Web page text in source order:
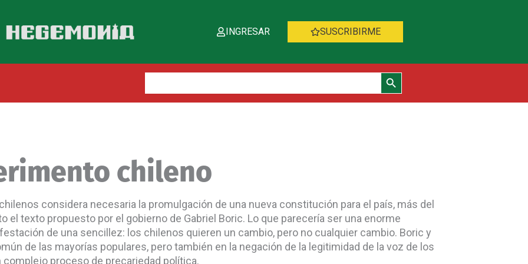
INGRESAR SUSCRIBIRME
Botón de búsqueda
chileno
considera necesaria la promulgación de una nueva constitución para el país, más del
el texto propuesto por el gobierno de Gabriel Boric. Lo que parecería ser una enorme
de una sencillez: los chilenos quieren un cambio, pero no cualquier cambio. Boric y
de las mayorías populares, pero también en la negación de la legitimidad de la voz de los
proceso de precariedad política.